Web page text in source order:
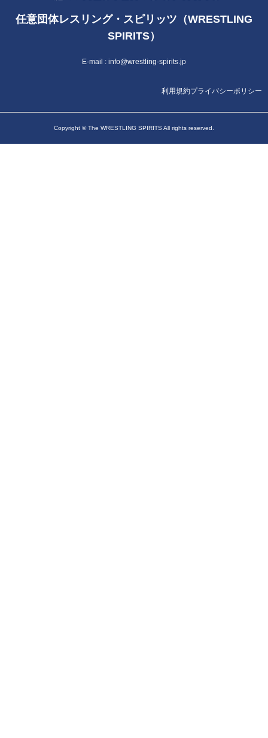
任意団体レスリング・スピリッツ（WRESTLING
SPIRITS）
E-mail : info@wrestling-spirits.jp
利用規約プライバシーポリシー
Copyright © The WRESTLING SPIRITS All rights reserved.